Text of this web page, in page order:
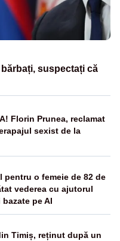
suspectați că
Florin Prunea, reclamat
sexist de la
pentru o femeie de 82 de
vederea cu ajutorul
pe AI
Timiș, reținut după un